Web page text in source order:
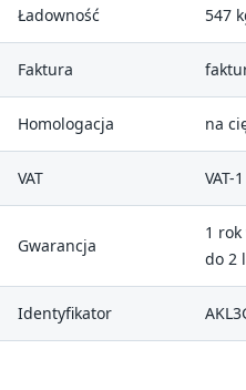
Ładowność 547
Faktura
Homologacja na
VAT VAT-1
Gwarancja
1
do 2
Identyfikator